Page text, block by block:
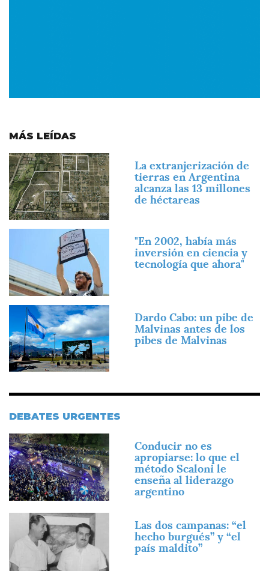
MÁS LEÍDAS
Imagen
La extranjerización de
tierras en Argentina
alcanza las 13 millones
de héctareas
"En 2002, había más
inversión en ciencia y
tecnología que ahora"
Imagen
Dardo Cabo: un pibe de
Malvinas antes de los
pibes de Malvinas
DEBATES URGENTES
Imagen
Conducir no es
apropiarse: lo que el
método Scaloni le
enseña al liderazgo
argentino
Imagen
Las dos campanas: “el
hecho burgués” y “el
país maldito”